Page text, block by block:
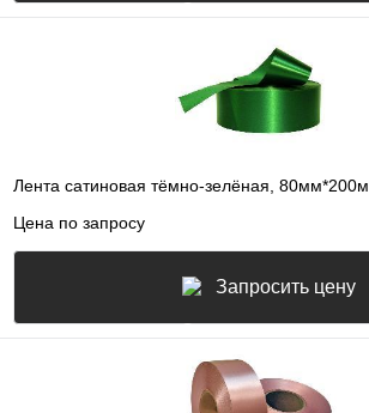
Лента сатиновая тёмно-зелёная, 80мм*200м
Цена по запросу
Запросить цену